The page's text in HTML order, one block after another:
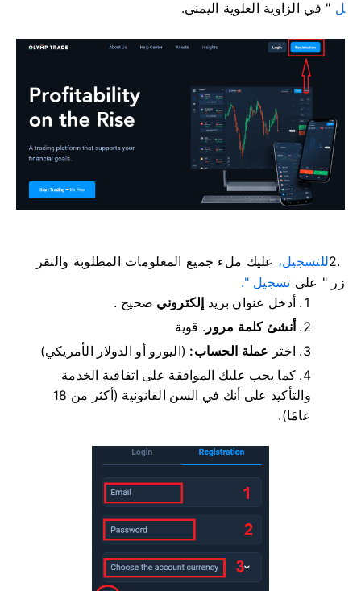
ل " في الزاوية العلوية اليمنى.
2.للتسجيل، عليك ملء جميع المعلومات المطلوبة والنقر
على زر " تسجيل ".
أدخل عنوان بريد إلكتروني صحيح .
أنشئ كلمة مرور
قوية .
اختر عملة الحساب: (اليورو أو الدولار الأمريكي)
كما يجب عليك الموافقة على اتفاقية الخدمة
والتأكيد على أنك في السن القانونية (أكثر من 18
عامًا).